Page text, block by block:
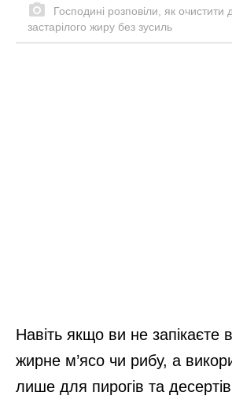
Господині розповіли, як очистити
застарілого жиру без зусиль
Навіть якщо ви не запікаєте
жирне м’ясо чи рибу, а
лише для пирогів та